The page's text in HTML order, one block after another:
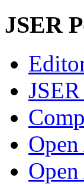
JSER
Open